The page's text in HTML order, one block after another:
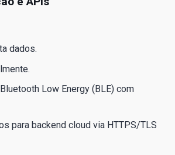
dados.
Low Energy (BLE) com
para backend cloud via HTTPS/TLS